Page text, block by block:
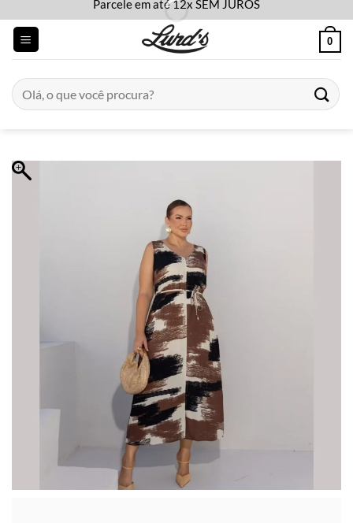
content
Parcele em até 12x SEM JUROS
0
Pesquisar
por: